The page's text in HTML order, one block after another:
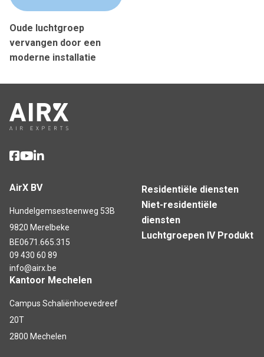
Oude luchtgroep
vervangen door een
moderne installatie
AirX BV
Hundelgemsesteenweg 53B
9820 Merelbeke
BE0671.665.315
09 430 60 89
info@airx.be
Kantoor Mechelen
Campus Schaliënhoevedreef
20T
2800 Mechelen
Residentiële diensten
Niet-residentiële
diensten
Luchtgroepen IV Produkt